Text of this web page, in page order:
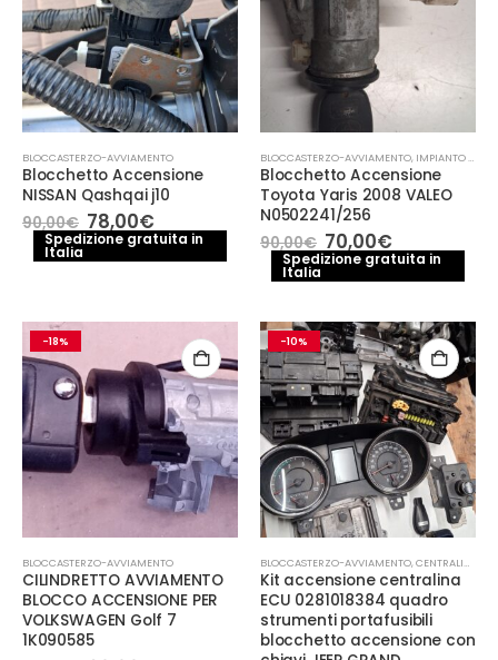
BLOCCASTERZO-AVVIAMENTO
Blocchetto Accensione
NISSAN Qashqai j10
90,00€ Il
prezzo
originale
78,00€Il
prezzo
attuale
Spedizione gratuita in
Italia
BLOCCASTERZO-AVVIAMENTO, IMPIANTO ELETTRICO
Blocchetto Accensione
Toyota Yaris 2008 VALEO
N0502241/256
90,00€ Il
prezzo
originale
70,00€Il
prezzo
attuale
Spedizione gratuita in
Italia
-18%
BLOCCASTERZO-AVVIAMENTO
CILINDRETTO AVVIAMENTO
BLOCCO ACCENSIONE PER
VOLKSWAGEN Golf 7
1K090585
-10%
BLOCCASTERZO-AVVIAMENTO,CENTRALINA MOTORE
Kit accensione centralina
ECU 0281018384 quadro
strumenti portafusibili
blocchetto accensione con